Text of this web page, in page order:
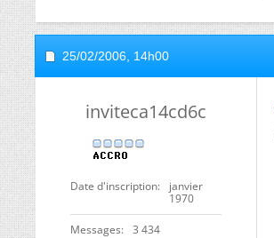
25/02/2006, 14h00
inviteca14cd6c
Date d'inscription
janvier
1970
Messages 3 434